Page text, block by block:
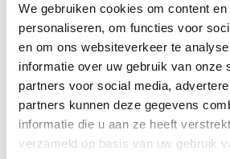
We gebruiken cookies om content
personaliseren, om functies voor
en om ons websiteverkeer te
informatie over uw gebruik van onze
partners voor social media,
partners kunnen deze gegevens
informatie die u aan ze heeft
verzameld op basis van uw gebruik
Caviar Beads in de kleur geel. Een
designs helemaal af te maken.
De caviar beads zijn van hoogwaardige
Urban Nails gewend zijn. De caviar
niet zodra ze in aanraking komen met
Hoe breng je de caviar beads